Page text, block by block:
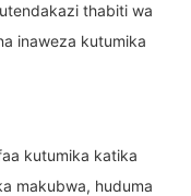
thabiti wa
inaweza kutumika
kutumika katika
makubwa, huduma